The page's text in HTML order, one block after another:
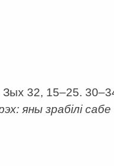
Зых 32, 15–25.
яны зрабілі сабе